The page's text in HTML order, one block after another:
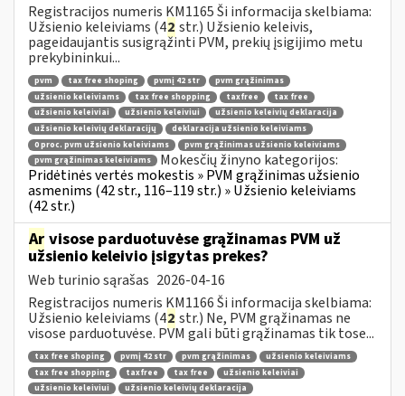
Registracijos numeris KM1165 Ši informacija skelbiama:
Užsienio keleiviams (42 str.) Užsienio keleivis,
pageidaujantis susigrąžinti PVM, prekių įsigijimo metu
prekybininkui...
pvm tax free shoping pvmį 42 str
pvm grąžinimas
užsienio keleiviams
tax free shopping taxfree
tax free
užsienio keleiviai
užsienio keleiviui
užsienio keleivių deklaracija
užsienio keleivių deklaracijų
deklaracija užsienio keleiviams
0 proc. pvm užsienio keleiviams
pvm grąžinimas užsienio keleiviams
pvm grąžinimas keleiviams
Mokesčių žinyno kategorijos:
Pridėtinės vertės mokestis » PVM grąžinimas užsienio
asmenims (42 str., 116–119 str.) » Užsienio keleiviams
(42 str.)
Ar visose parduotuvėse grąžinamas PVM už
užsienio keleivio įsigytas prekes?
Web turinio sąrašas 2026-04-16
Registracijos numeris KM1166 Ši informacija skelbiama:
Užsienio keleiviams (42 str.) Ne, PVM grąžinamas ne
visose parduotuvėse. PVM gali būti grąžinamas tik tose...
tax free shoping pvmį 42 str pvm grąžinimas
užsienio keleiviams
tax free shopping
taxfree tax free
užsienio keleiviai
užsienio keleiviui
užsienio keleivių deklaracija